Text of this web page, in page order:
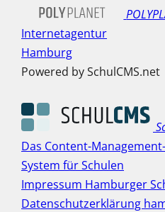
Internetagentur
Hamburg
Powered by SchulCMS.net
Das Content-Management-
System für Schulen
Impressum Hamburger
Datenschutzerklärung